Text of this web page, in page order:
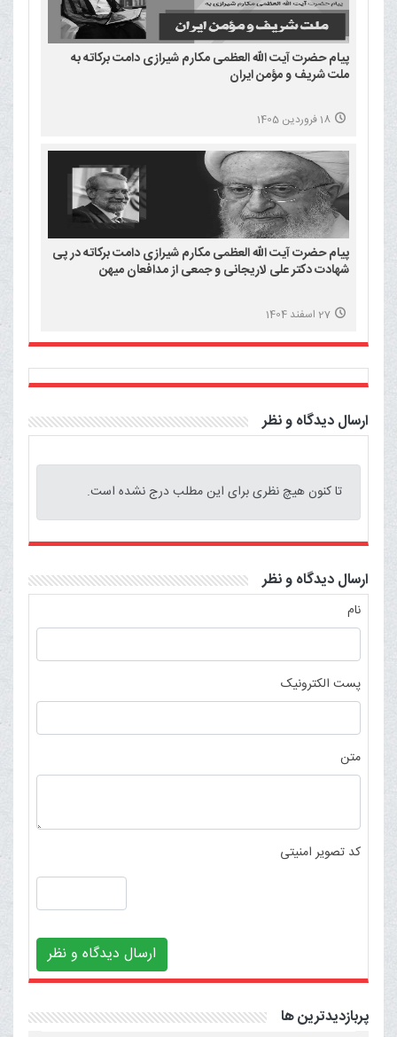
پیام حضرت آیت الله العظمی مکارم شیرازی دامت برکاته به
ملت شریف و مؤمن ایران
18 فروردین 1405
پیام حضرت آیت الله العظمی مکارم شیرازی دامت برکاته در پی
شهادت دکتر علی لاریجانی و جمعی از مدافعان میهن
27 اسفند 1404
ارسال دیدگاه و نظر
تا کنون هیچ نظری برای این مطلب درج نشده است.
ارسال دیدگاه و نظر
نام
پست الکترونیک
متن
کد تصویر امنیتی
ارسال دیدگاه و نظر
پربازدیدترین ها